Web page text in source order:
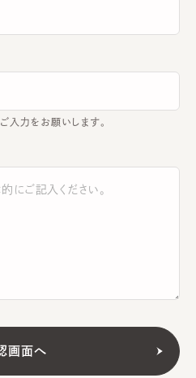
入力をお願いします。